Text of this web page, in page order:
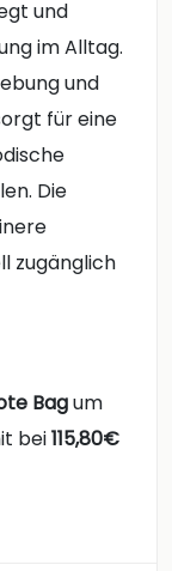
und
im Alltag.
und
für eine
Die
zugänglich
Bagum
bei115,80€